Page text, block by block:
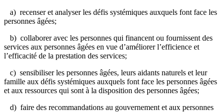
a) recenser et analyser les défis systémiques auxquels font face les
personnes âgées;
b) collaborer avec les personnes qui financent ou fournissent des
services aux personnes âgées en vue d’améliorer l’efficience et
l’efficacité de la prestation des services;
c) sensibiliser les personnes âgées, leurs aidants naturels et leur
famille aux défis systémiques auxquels font face les personnes âgées
et aux ressources qui sont à la disposition des personnes âgées;
d) faire des recommandations au gouvernement et aux personnes